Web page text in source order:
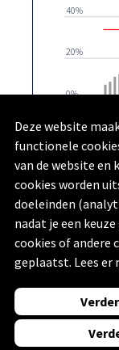
Deze website
functionele
van de website en
cookies worden
doeleinden
nadat je een
cookies of andere
geplaatst. Lees er
0%
20%
40%
Privacyverklaring